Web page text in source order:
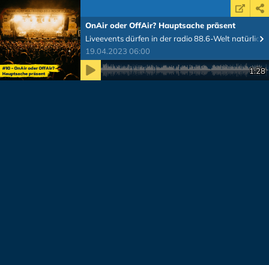
OnAir oder OffAir? Hauptsache präsent
Liveevents dürfen in der radio 88.6-Welt natürlich
19.04.2023 06:00
Zeit 1:28